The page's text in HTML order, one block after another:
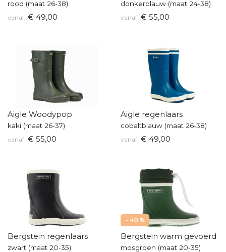
rood (maat 26-38)
vanaf € 49,00
donkerblauw (maat 24-38)
vanaf € 55,00
Aigle Woodypop
kaki (maat 26-37)
vanaf € 55,00
Aigle regenlaars
cobaltblauw (maat 26-38)
vanaf € 49,00
Bergstein regenlaars
zwart (maat 20-35)
- 40 %
Bergstein warm gevoerd
mosgroen (maat 20-35)